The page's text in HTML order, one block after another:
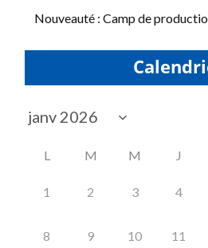
Nouveauté : Camp de
L M M J
1 2 3 4
8 9 10 11